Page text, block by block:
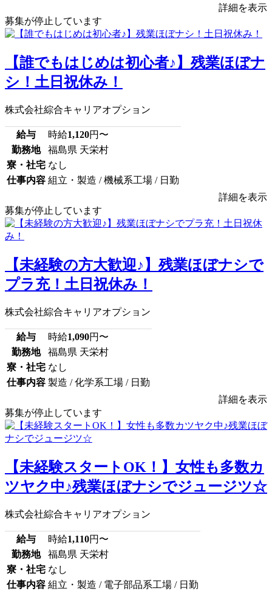
詳細を表示
募集が停止しています
【誰でもはじめは初心者♪】残業ほぼナ
シ！土日祝休み！
株式会社綜合キャリアオプション
給与 時給1,120円〜
勤務地
福島県 天栄村
寮・社宅 なし
仕事内容 組立・製造 / 機械系工場 / 日勤
詳細を表示
募集が停止しています
【未経験の方大歓迎♪】残業ほぼナシで
プラ充！土日祝休み！
株式会社綜合キャリアオプション
給与 時給1,090円〜
勤務地
福島県 天栄村
寮・社宅 なし
仕事内容 製造 / 化学系工場 / 日勤
詳細を表示
募集が停止しています
【未経験スタートOK！】女性も多数カ
ツヤク中♪残業ほぼナシでジュージツ☆
株式会社綜合キャリアオプション
給与 時給1,110円〜
勤務地
福島県 天栄村
寮・社宅 なし
仕事内容 組立・製造 / 電子部品系工場 / 日勤